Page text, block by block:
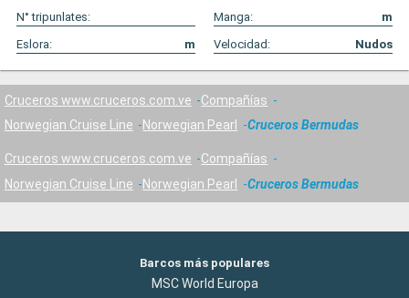
N° tripunlates:
Manga:
m
Eslora:
m Velocidad: Nudos
Cruceros www.cruceros.com.ve
Compañías
Norwegian Cruise Line
Norwegian Pearl Cruceros Bermudas
Cruceros www.cruceros.com.ve
Compañías
Norwegian Cruise Line
Norwegian Pearl Cruceros Bermudas
Barcos más populares
MSC World Europa